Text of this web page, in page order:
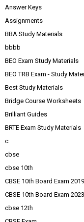
Answer Keys
Assignments
BBA Study Materials
bbbb
BEO Exam Study Materials
BEO TRB Exam - Study
Best Study Materials
Bridge Course Worksheets
Brilliant Guides
BRTE Exam Study Materials
c
cbse
cbse 10th
CBSE 10th Board Exam
CBSE 10th Board Exam
cbse 12th